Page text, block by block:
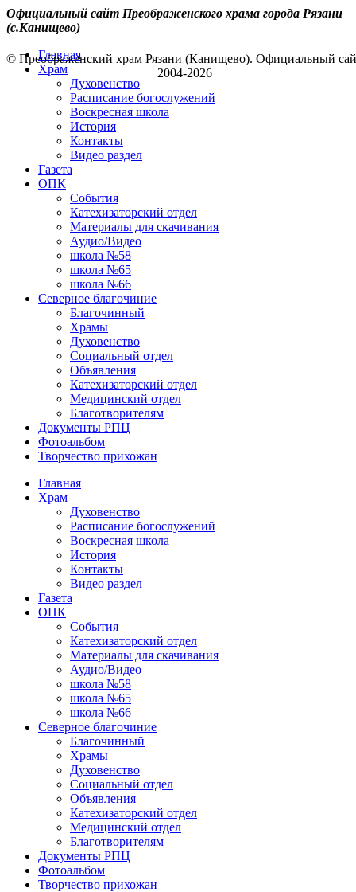
Официальный сайт Преображенского храма города Рязани
(с.Канищево)
Главная
Храм
Духовенство
Расписание богослужений
Воскресная школа
История
Контакты
Видео раздел
Газета
ОПК
События
Катехизаторский отдел
Материалы для скачивания
Аудио/Видео
школа №58
школа №65
школа №66
Северное благочиние
Благочинный
Храмы
Духовенство
Социальный отдел
Объявления
Катехизаторский отдел
Медицинский отдел
Благотворителям
Документы РПЦ
Фотоальбом
Творчество прихожан
Главная
Храм
Духовенство
Расписание богослужений
Воскресная школа
История
Контакты
Видео раздел
Газета
ОПК
События
Катехизаторский отдел
Материалы для скачивания
Аудио/Видео
школа №58
школа №65
школа №66
Северное благочиние
Благочинный
Храмы
Духовенство
Социальный отдел
Объявления
Катехизаторский отдел
Медицинский отдел
Благотворителям
Документы РПЦ
Фотоальбом
Творчество прихожан
© Преображенский храм Рязани (Канищево). Официальный
2004-2026